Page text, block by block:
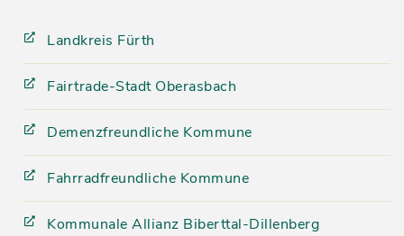
Landkreis Fürth
Fairtrade-Stadt Oberasbach
Demenzfreundliche Kommune
Fahrradfreundliche Kommune
Kommunale Allianz Biberttal-Dillenberg